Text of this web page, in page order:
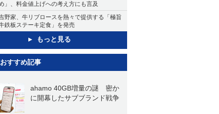
」、料金値上げへの考え方にも言及
野家、牛リブロースを熱々で提供する「極旨
鉄板ステーキ定食」を発売
もっと見る
おすすめ記事
ahamo 40GB増量の謎 密か
に開幕したサブブランド戦争